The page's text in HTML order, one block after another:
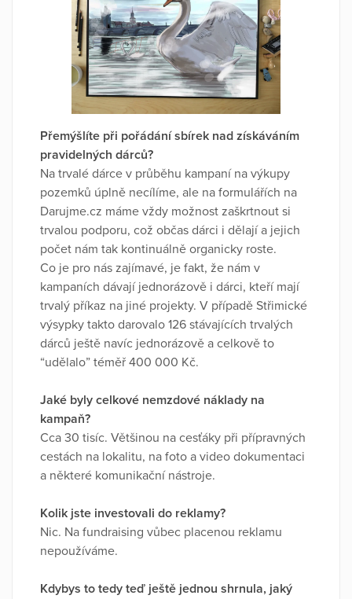
Přemýšlíte při pořádání sbírek nad získáváním
pravidelných dárců?
Na trvalé dárce v průběhu kampaní na výkupy
pozemků úplně necílíme, ale na formulářích na
Darujme.cz máme vždy možnost zaškrtnout si
trvalou podporu, což občas dárci i dělají a jejich
počet nám tak kontinuálně organicky roste.
Co je pro nás zajímavé, je fakt, že nám v
kampaních dávají jednorázově i dárci, kteří mají
trvalý příkaz na jiné projekty. V případě Střimické
výsypky takto darovalo 126 stávajících trvalých
dárců ještě navíc jednorázově a celkově to
“udělalo” téměř 400 000 Kč.
Jaké byly celkové nemzdové náklady na
kampaň?
Cca 30 tisíc. Většinou na cesťáky při přípravných
cestách na lokalitu, na foto a video dokumentaci
a některé komunikační nástroje.
Kolik jste investovali do reklamy?
Nic. Na fundraising vůbec placenou reklamu
nepoužíváme.
Kdybys to tedy teď ještě jednou shrnula, jaký